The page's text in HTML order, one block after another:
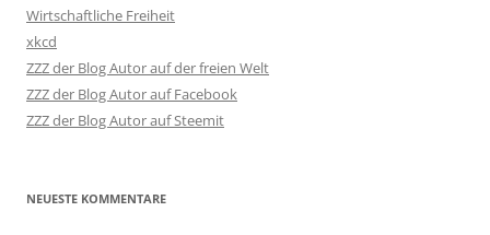
Wirtschaftliche Freiheit
xkcd
ZZZ der Blog Autor auf der freien Welt
ZZZ der Blog Autor auf Facebook
ZZZ der Blog Autor auf Steemit
NEUESTE KOMMENTARE